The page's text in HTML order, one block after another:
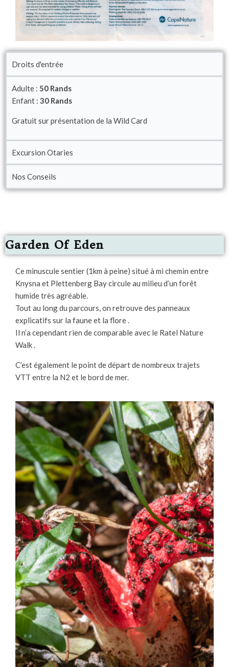
Droits d'entrée
Adulte : 50 Rands
Enfant : 30 Rands
Gratuit sur présentation de la Wild Card
Excursion Otaries
Nos Conseils
Garden Of Eden
Ce minuscule sentier (1km à peine) situé à mi chemin entre
Knysna et Plettenberg Bay circule au milieu d’un forêt
humide très agréable.
Tout au long du parcours, on retrouve des panneaux
explicatifs sur la faune et la flore .
Il n’a cependant rien de comparable avec le Ratel Nature
Walk .
C’est également le point de départ de nombreux trajets
VTT entre la N2 et le bord de mer.